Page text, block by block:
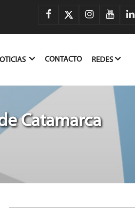
CONTACTO REDES
Catamarca